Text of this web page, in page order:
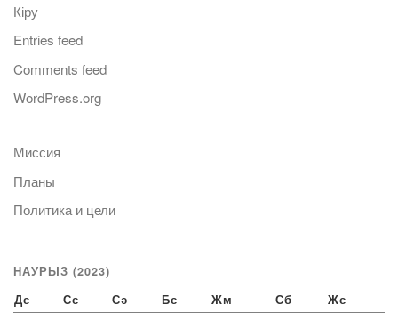
Кіру
Entries feed
Comments feed
WordPress.org
Миссия
Планы
Политика и цели
НАУРЫЗ (2023)
Дс Сс Сә Бс Жм Сб Жс